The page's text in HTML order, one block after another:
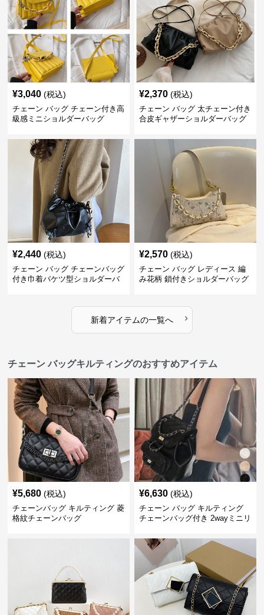
¥3,040 (税込)
チェーン バッグ チェーン付き高
級感ミニショルダーバッグ
¥2,370 (税込)
チェーン バッグ 太チェーン付き
合皮ギャザーショルダーバッグ
¥2,440 (税込)
チェーン バッグ チェーンバッグ
付き巾着バケツ型ショルダーバ
¥2,570 (税込)
チェーン バッグ レディース 編
み花柄 鎖付きショルダーバッグ
新着アイテムの一覧へ ›
チェーン バッグキルティングのおすすめアイテム
¥5,680 (税込)
チェーンバッグ キルティング 菱
格紋チェーンバッグ
¥6,630 (税込)
チェーン バッグ キルティング
チェーンバッグ付き 2wayミニリ